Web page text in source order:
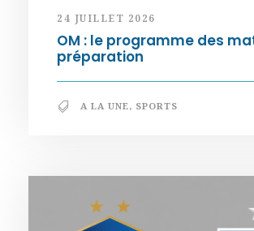
24 JUILLET 2026
OM : le programme des
préparation
A LA UNE, SPORTS